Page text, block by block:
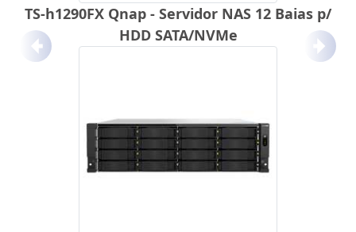
TS-h1290FX Qnap - Servidor NAS 12 Baias p/
HDD SATA/NVMe
Anterior